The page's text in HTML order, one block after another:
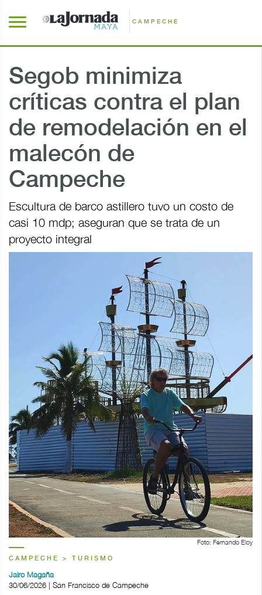
CAMPECHE
Segob minimiza
críticas contra el plan
de remodelación en el
malecón de
Campeche
Escultura de barco astillero tuvo un costo de
casi 10 mdp; aseguran que se trata de un
proyecto integral
Foto: Fernando Eloy
CAMPECHE > TURISMO
Jairo Magaña
30/06/2026 | San Francisco de Campeche